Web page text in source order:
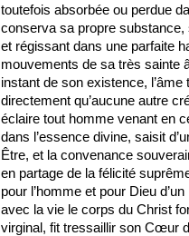
toutefois absorbée ou perdue
conserva sa propre
et régissant dans une parfaite
mouvements de sa très sainte
instant de son existence,
directement qu’aucune autre
éclaire tout homme venant en
dans l’essence divine, saisit
Être, et la convenance
en partage de la félicité
pour l’homme et pour Dieu
avec la vie le corps du Christ
virginal, fit tressaillir son Cœur